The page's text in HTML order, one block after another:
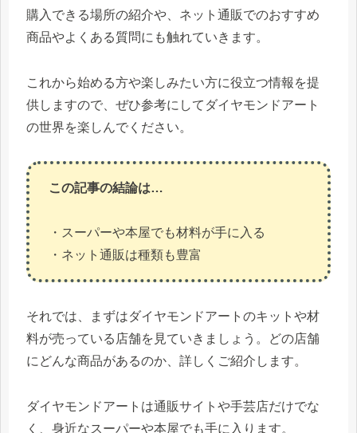
購入できる場所の紹介や、ネット通販でのおすすめ
商品やよくある質問にも触れていきます。
これから始める方や楽しみたい方に役立つ情報を提
供しますので、ぜひ参考にしてダイヤモンドアート
の世界を楽しんでください。
この記事の結論は…
・スーパーや本屋でも材料が手に入る
・ネット通販は種類も豊富
それでは、まずはダイヤモンドアートのキットや材
料が売っている店舗を見ていきましょう。どの店舗
にどんな商品があるのか、詳しくご紹介します。
ダイヤモンドアートは通販サイトや手芸店だけでな
く、身近なスーパーや本屋でも手に入ります。